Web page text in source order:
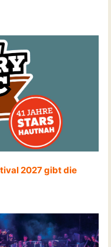
2027 gibt die